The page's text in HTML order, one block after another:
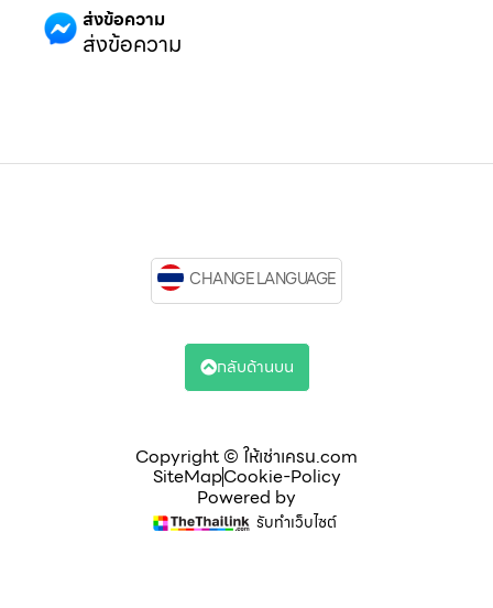
ส่งข้อความ
ส่งข้อความ
Copyright © ให้เช่าเครน.com
SiteMapCookie-Policy
Powered by
รับทำเว็บไซต์
CHANGE LANGUAGE
กลับด้านบน